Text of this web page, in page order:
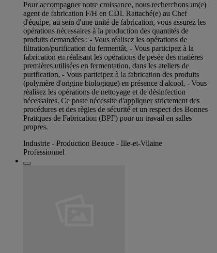
Pour accompagner notre croissance, nous recherchons un(e)
agent de fabrication F/H en CDI. Rattaché(e) au Chef
d'équipe, au sein d'une unité de fabrication, vous assurez les
opérations nécessaires à la production des quantités de
produits demandées : - Vous réalisez les opérations de
filtration/purification du fermentât, - Vous participez à la
fabrication en réalisant les opérations de pesée des matières
premières utilisées en fermentation, dans les ateliers de
purification, - Vous participez à la fabrication des produits
(polymère d'origine biologique) en présence d'alcool, - Vous
réalisez les opérations de nettoyage et de désinfection
nécessaires. Ce poste nécessite d'appliquer strictement des
procédures et des règles de sécurité et un respect des Bonnes
Pratiques de Fabrication (BPF) pour un travail en salles
propres.
Industrie - Production Beauce - Ille-et-Vilaine
Professionnel